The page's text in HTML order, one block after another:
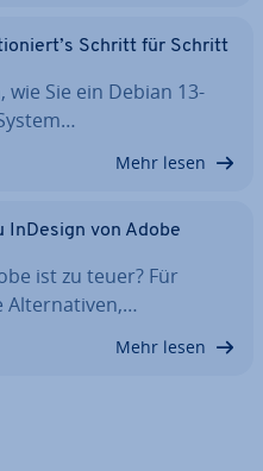
Schritt für Schritt
Sie ein Debian 13-
Mehr lesen
von Adobe
ist zu teuer? Für
Al­ter­na­ti­ven,…
Mehr lesen